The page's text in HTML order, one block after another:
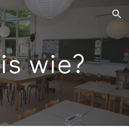
Skip to navigation
wie?